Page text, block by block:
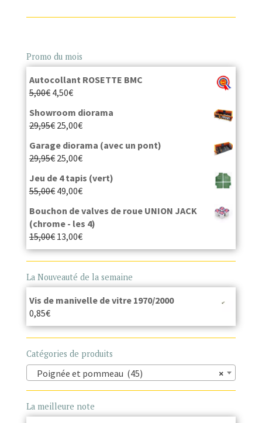
Promo du mois
Autocollant ROSETTE BMC
5,00€ 4,50€
Showroom diorama
29,95€ 25,00€
Garage diorama (avec un pont)
29,95€ 25,00€
Jeu de 4 tapis (vert)
55,00€ 49,00€
Bouchon de valves de roue UNION JACK
(chrome - les 4)
15,00€ 13,00€
La Nouveauté de la semaine
Vis de manivelle de vitre 1970/2000
0,85€
Catégories de produits
×
Poignée et pommeau (45)
La meilleure note